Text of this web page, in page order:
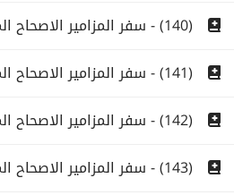
(140) - سفر المزامير الاصحاح المئة والاربعون
(141) - سفر المزامير الاصحاح المئة والحادى والاربعون
(142) - سفر المزامير الاصحاح المئة والثانى والاربعون
(143) - سفر المزامير الاصحاح المئة والثالث والاربعون